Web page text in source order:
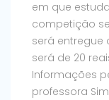
em que
competição
será entregue
será de 20
Informações
professora